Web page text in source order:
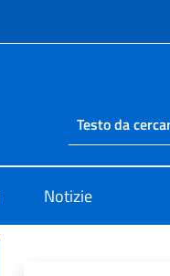
Cerca nel sito
Notizie